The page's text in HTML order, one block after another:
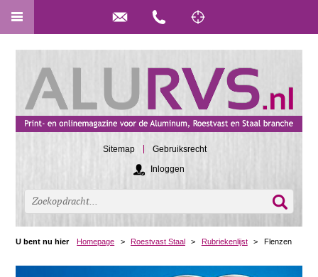
Sitemap
Gebruiksrecht
Inloggen
U bent nu hier Homepage > Roestvast Staal > Rubriekenlijst > Flenzen